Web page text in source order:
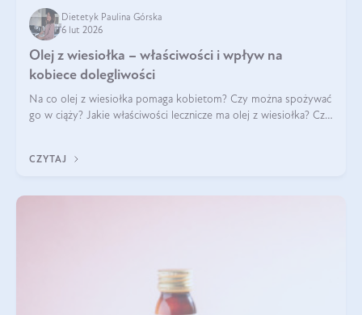
Dietetyk Paulina Górska
6 lut 2026
Olej z wiesiołka – właściwości i wpływ na
kobiece dolegliwości
Na co olej z wiesiołka pomaga kobietom? Czy można spożywać
go w ciąży? Jakie właściwości lecznicze ma olej z wiesiołka? Czy
CZYTAJ